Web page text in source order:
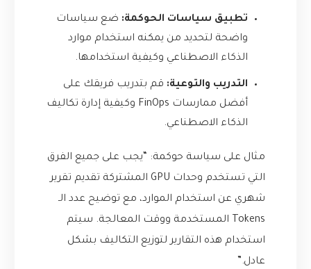
تطبيق سياسات الحوكمة: ضع سياسات
واضحة لتحديد من يمكنه استخدام موارد
الذكاء الاصطناعي وكيفية استخدامها.
التدريب والتوعية: قم بتدريب فريقك على
أفضل ممارسات FinOps وكيفية إدارة تكاليف
الذكاء الاصطناعي.
مثال على سياسة حوكمة: “يجب على جميع الفرق
التي تستخدم وحدات GPU المشتركة تقديم تقرير
شهري عن استخدام الموارد، مع توضيح عدد الـ
Tokens المستخدمة ووقت المعالجة. سيتم
استخدام هذه التقارير لتوزيع التكاليف بشكل
عادل.”